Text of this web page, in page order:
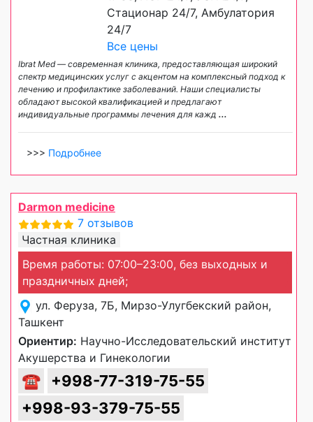
Стационар 24/7, Амбулатория
24/7
Все цены
Ibrat Med — современная клиника, предоставляющая широкий
спектр медицинских услуг с акцентом на комплексный подход к
лечению и профилактике заболеваний. Наши специалисты
обладают высокой квалификацией и предлагают
индивидуальные программы лечения для кажд ...
>>> Подробнее
Darmon medicine
7 отзывов
Частная клиника
Время работы: 07:00–23:00, без выходных и
праздничных дней;
ул. Феруза, 7Б, Мирзо-Улугбекский район,
Ташкент
Ориентир: Научно-Исследовательский институт
Акушерства и Гинекологии
☎
+998-77-319-75-55
+998-93-379-75-55